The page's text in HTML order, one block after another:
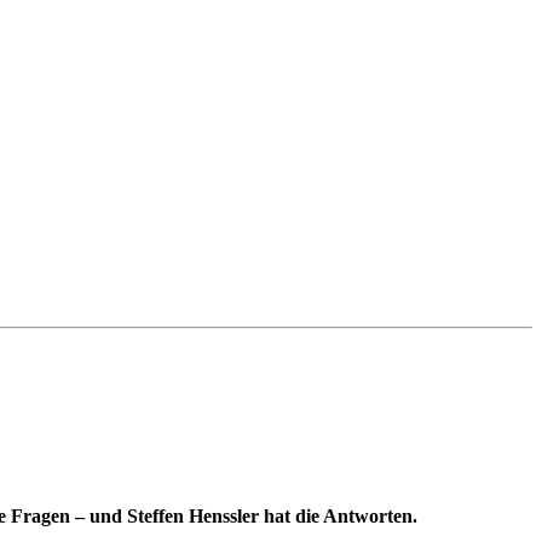
– und Steffen Henssler hat die Antworten.